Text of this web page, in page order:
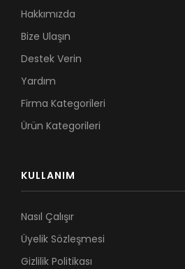
Hakkımızda
Bize Ulaşın
Destek Verin
Yardım
Firma Kategorileri
Ürün Kategorileri
KULLANIM
Nasıl Çalışır
Üyelik Sözleşmesi
Gizlilik Politikası